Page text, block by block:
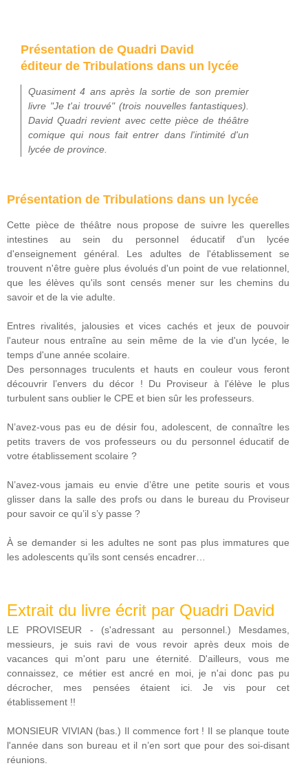
Présentation de Quadri David
éditeur de Tribulations dans un lycée
Quasiment 4 ans après la sortie de son premier
livre "Je t'ai trouvé" (trois nouvelles fantastiques).
David Quadri revient avec cette pièce de théâtre
comique qui nous fait entrer dans l'intimité d'un
lycée de province.
Présentation de Tribulations dans un lycée
Cette pièce de théâtre nous propose de suivre les querelles
intestines au sein du personnel éducatif d'un lycée
d'enseignement général. Les adultes de l'établissement se
trouvent n'être guère plus évolués d'un point de vue relationnel,
que les élèves qu'ils sont censés mener sur les chemins du
savoir et de la vie adulte.
Entres rivalités, jalousies et vices cachés et jeux de pouvoir
l'auteur nous entraîne au sein même de la vie d'un lycée, le
temps d'une année scolaire.
Des personnages truculents et hauts en couleur vous feront
découvrir l’envers du décor ! Du Proviseur à l'élève le plus
turbulent sans oublier le CPE et bien sûr les professeurs.
N’avez-vous pas eu de désir fou, adolescent, de connaître les
petits travers de vos professeurs ou du personnel éducatif de
votre établissement scolaire ?
N’avez-vous jamais eu envie d’être une petite souris et vous
glisser dans la salle des profs ou dans le bureau du Proviseur
pour savoir ce qu’il s’y passe ?
À se demander si les adultes ne sont pas plus immatures que
les adolescents qu’ils sont censés encadrer…
Extrait du livre écrit par Quadri David
LE PROVISEUR - (s'adressant au personnel.) Mesdames,
messieurs, je suis ravi de vous revoir après deux mois de
vacances qui m'ont paru une éternité. D'ailleurs, vous me
connaissez, ce métier est ancré en moi, je n'ai donc pas pu
décrocher, mes pensées étaient ici. Je vis pour cet
établissement !!
MONSIEUR VIVIAN (bas.) Il commence fort ! Il se planque toute
l'année dans son bureau et il n’en sort que pour des soi-disant
réunions.